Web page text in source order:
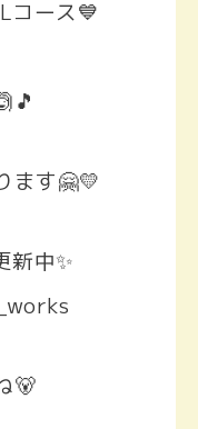
コース💙
ます🤗💛
新中✨
🐻